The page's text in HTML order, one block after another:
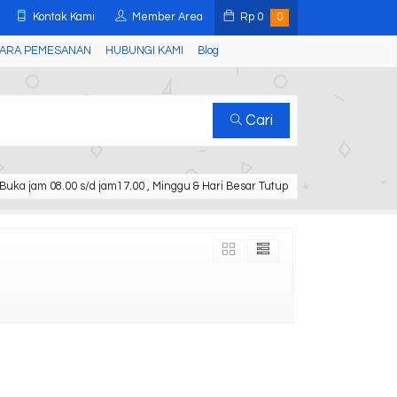
Kontak Kami Member Area Rp 0 0
PEMESANAN HUBUNGI KAMI Blog
Cari
Buka jam 08.00 s/d jam17.00 , Minggu & Hari Besar Tutup